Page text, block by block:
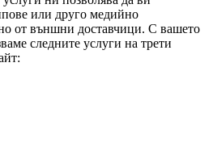
или друго медийно
от външни доставчици. С вашето
следните услуги на трети